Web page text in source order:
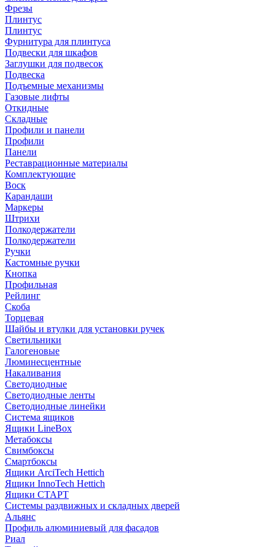
Фрезы
Плинтус
Плинтус
Фурнитура для плинтуса
Подвески для шкафов
Заглушки для подвесок
Подвеска
Подъемные механизмы
Газовые лифты
Откидные
Складные
Профили и панели
Профили
Панели
Реставрационные материалы
Комплектующие
Воск
Карандаши
Маркеры
Штрихи
Полкодержатели
Полкодержатели
Ручки
Кастомные ручки
Кнопка
Профильная
Рейлинг
Скоба
Торцевая
Шайбы и втулки для установки ручек
Светильники
Галогеновые
Люминесцентные
Накаливания
Светодиодные
Светодиодные ленты
Светодиодные линейки
Система ящиков
Ящики LineBox
Метабоксы
Свимбоксы
Смартбоксы
Ящики ArciTech Hettich
Ящики InnoTech Hettich
Ящики СТАРТ
Системы раздвижных и складных дверей
Альянс
Профиль алюминиевый для фасадов
Риал